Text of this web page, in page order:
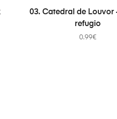
ADICIONAR
03. Catedral de Louvor
refugio
0.99€